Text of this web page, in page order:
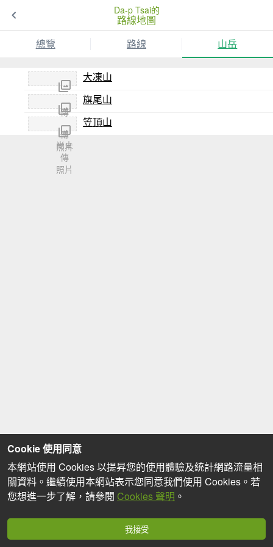
Da-p Tsai的
路線地圖
總覽
路線 山岳
尚未
傳
照片
大凍山
尚未
傳
照片
旗尾山
尚未
傳
照片
笠頂山
Cookie 使用同意
本網站使用 Cookies 以提昇您的使用體驗及統計網路流量相
關資料。繼續使用本網站表示您同意我們使用 Cookies。若
您想進一步了解，請參閱 Cookies 聲明 。
我接受